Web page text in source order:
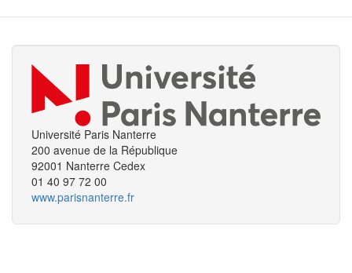
Université Paris Nanterre
200 avenue de la République
92001 Nanterre Cedex
01 40 97 72 00
www.parisnanterre.fr